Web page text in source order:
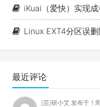
iKuai（爱快）实现
Linux EXT4分区误
最近评论
[茁]研小艾 发布于 1